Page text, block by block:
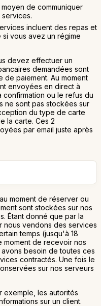
de communiquer
incluent des repas et
vous avez un régime
devez effectuer un
demandées sont
de paiement. Au moment
envoyées en direct à
ou le refus du
ne sont pas stockées sur
du type de carte
la carte. Ces 2
par email juste après
moment de réserver ou
sont stockées sur nos
Étant donné que par la
nous vendons des services
temps (jusqu'à 18
moment de recevoir nos
besoin de toutes ces
contractés. Une fois le
sur nos serveurs
exemple, les autorités
sur un client.